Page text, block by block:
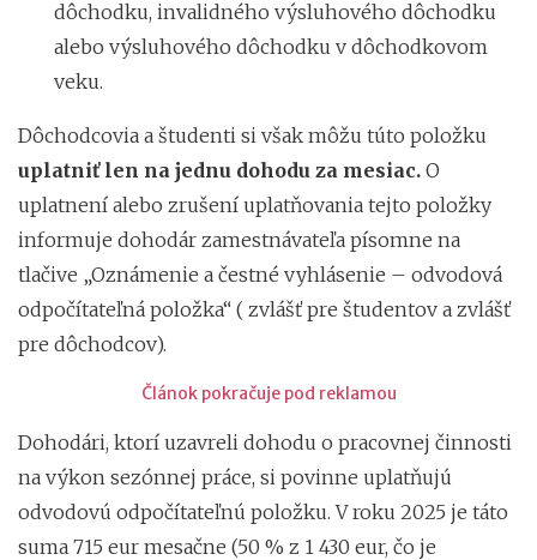
dôchodku, invalidného výsluhového dôchodku
alebo výsluhového dôchodku v dôchodkovom
veku.
Dôchodcovia a študenti si však môžu túto položku
uplatniť len na jednu dohodu za mesiac. O
uplatnení alebo zrušení uplatňovania tejto položky
informuje dohodár zamestnávateľa písomne na
tlačive „Oznámenie a čestné vyhlásenie – odvodová
odpočítateľná položka“ ( zvlášť pre študentov a zvlášť
pre dôchodcov).
Článok pokračuje pod reklamou
Dohodári, ktorí uzavreli dohodu o pracovnej činnosti
na výkon sezónnej práce, si povinne uplatňujú
odvodovú odpočítateľnú položku. V roku 2025 je táto
suma 715 eur mesačne (50 % z 1 430 eur, čo je